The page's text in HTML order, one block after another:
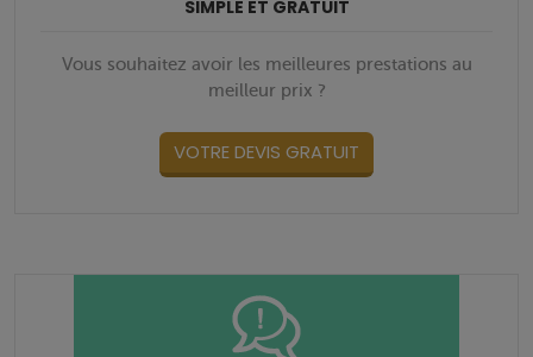
SIMPLE ET GRATUIT
Vous souhaitez avoir les meilleures prestations au
meilleur prix ?
VOTRE DEVIS GRATUIT